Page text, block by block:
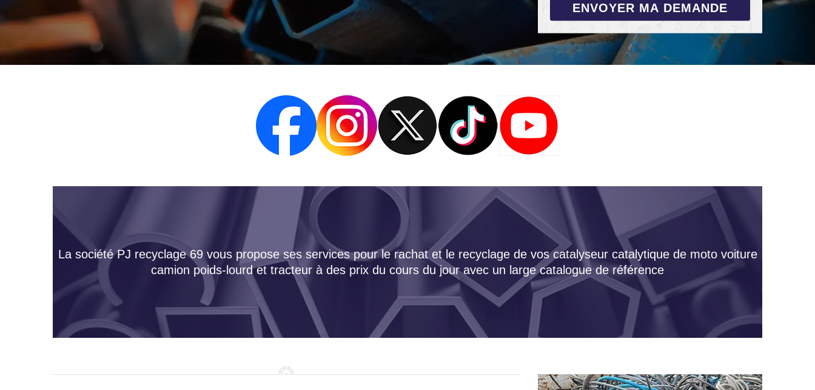
La société PJ recyclage 69 vous propose ses services pour le rachat et le recyclage de vos catalyseur catalytique de moto voiture
camion poids-lourd et tracteur à des prix du cours du jour avec un large catalogue de référence